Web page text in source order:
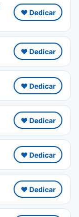
❤️ Dedicar
❤️ Dedicar
❤️ Dedicar
❤️ Dedicar
❤️ Dedicar
❤️ Dedicar